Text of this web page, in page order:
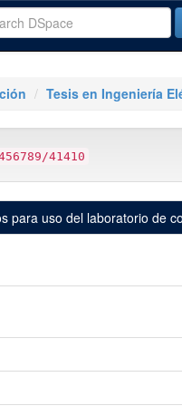
Tesis en Ingeniería
41410
para uso del laboratorio de